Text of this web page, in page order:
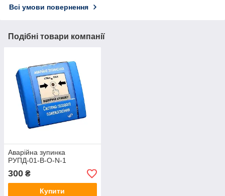
Всі умови повернення
Подібні товари компанії
Аварійна зупинка
РУПД-01-В-О-N-1
300 ₴
Купити